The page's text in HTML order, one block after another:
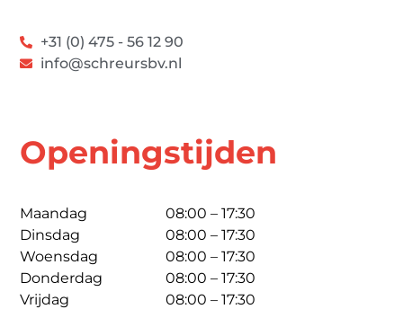
+31 (0) 475 - 56 12 90
info@schreursbv.nl
Openingstijden
Maandag
Dinsdag
Woensdag
Donderdag
Vrijdag
08:00 – 17:30
08:00 – 17:30
08:00 – 17:30
08:00 – 17:30
08:00 – 17:30